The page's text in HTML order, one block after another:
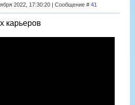
2022, 17:30:20 | Сообщение # 41
карьеров